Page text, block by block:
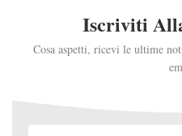
Iscriviti
Cosa aspetti, ricevi le ultime